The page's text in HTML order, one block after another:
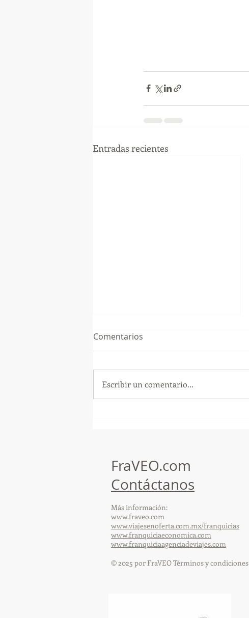
Entradas recientes
Comentarios
Escribir un comentario...
FraVEO.com
Contáctanos
Más información:
www.fraveo.com
www.viajesenoferta.com.mx/franquicias
www.franquiciaeconomica.com
www.franquiciaagenciadeviajes.com
© 2025 por FraVEO Términos y condiciones